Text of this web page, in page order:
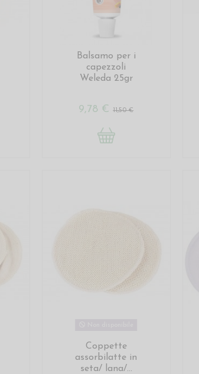
Balsamo per i
capezzoli
Weleda 25gr
9,78 €11,50 €
Coppette
assorbilatte in
seta/ lana/...